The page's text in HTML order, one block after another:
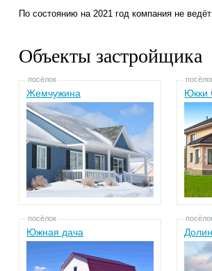
По состоянию на 2021 год компания не
Объекты застройщика
посёлок
Жемчужина Юкки
посёлок
Южная дача